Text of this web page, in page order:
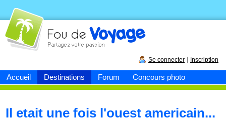
Accueil Destinations Forum Concours photo
Fou devoyage
Se connecter Inscription
Il etait une fois l'ouest americain...